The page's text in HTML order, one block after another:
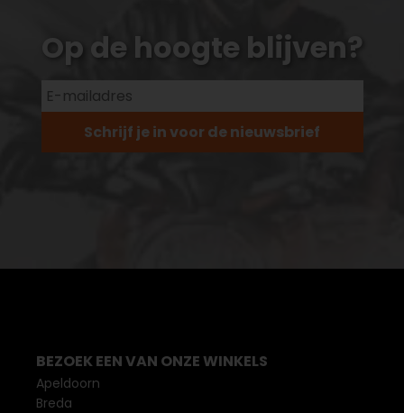
Op de hoogte blijven?
Schrijf je in voor de nieuwsbrief
BEZOEK EEN VAN ONZE WINKELS
Apeldoorn
Breda